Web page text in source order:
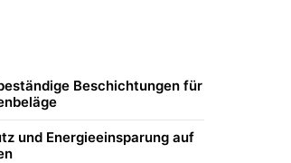
Beschichtungen für
und Energieeinsparung auf